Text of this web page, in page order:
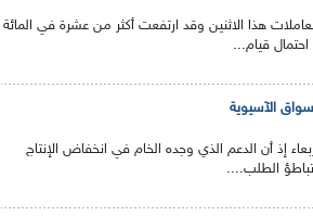
هذا الاثنين وقد ارتفعت أكثر من عشرة في المائة
قيام...
إذ أن الدعم الذي وجده الخام في انخفاض الإنتاج
تباطؤ الطلب....